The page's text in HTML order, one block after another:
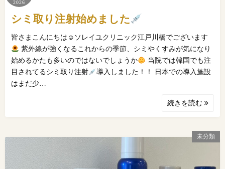
2026
シミ取り注射始めました
皆さまこんにちは☺ソレイユクリニック江戸川橋でございます
紫外線が強くなるこれからの季節、シミやくすみが気になり
始めるかたも多いのではないでしょうか
当院では韓国でも注
目されてるシミ取り注射
導入しました！！ 日本での導入施設
はまだ少…
続きを読む
未分類